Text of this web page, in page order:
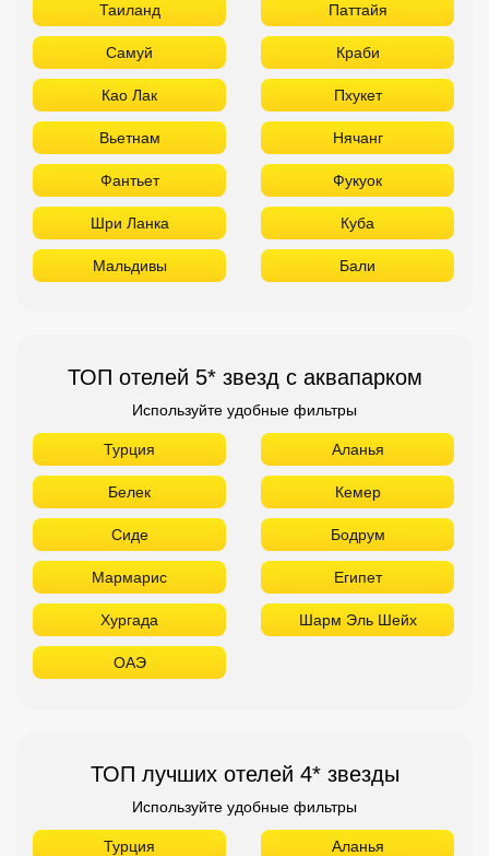
Таиланд Паттайя
Самуй Краби
Као Лак Пхукет
Вьетнам Нячанг
Фантьет Фукуок
Шри Ланка Куба
Мальдивы Бали
ТОП отелей 5* звезд с аквапарком
Используйте удобные фильтры
Турция Аланья
Белек Кемер
Сиде Бодрум
Мармарис Египет
Хургада Шарм Эль Шейх
ОАЭ
ТОП лучших отелей 4* звезды
Используйте удобные фильтры
Турция Аланья